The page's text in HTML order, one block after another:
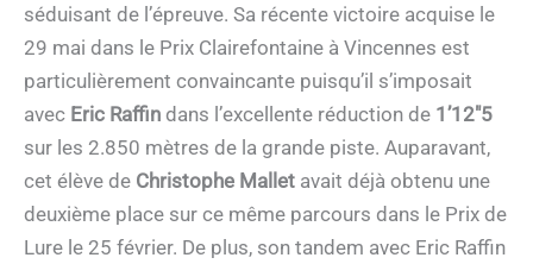
séduisant de l’épreuve. Sa récente victoire acquise le
29 mai dans le Prix Clairefontaine à Vincennes est
particulièrement convaincante puisqu’il s’imposait
avec Eric Raffin dans l’excellente réduction de 1’12″5
sur les 2.850 mètres de la grande piste. Auparavant,
cet élève de Christophe Mallet avait déjà obtenu une
deuxième place sur ce même parcours dans le Prix de
Lure le 25 février. De plus, son tandem avec Eric Raffin